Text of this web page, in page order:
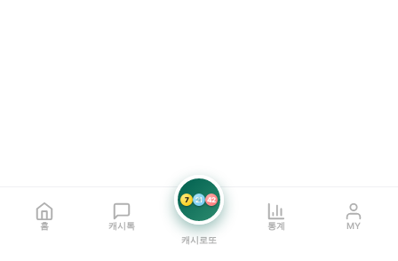
홈 캐시톡
7 21 42
캐시로또
통계 MY